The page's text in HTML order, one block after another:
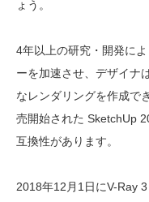
ょう。
4年以上の研究・開発に
ーを加速させ、デザイナ
なレンダリングを作成で
売開始された SketchUp
互換性があります。
2018年12月1日にV-Ray